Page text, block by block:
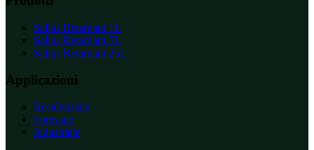
Sallus Retardant 1L
Sallus Retardant 5L
Sallus Retardant 25L
Applicazioni
Residenziale
Forestale
Industriale